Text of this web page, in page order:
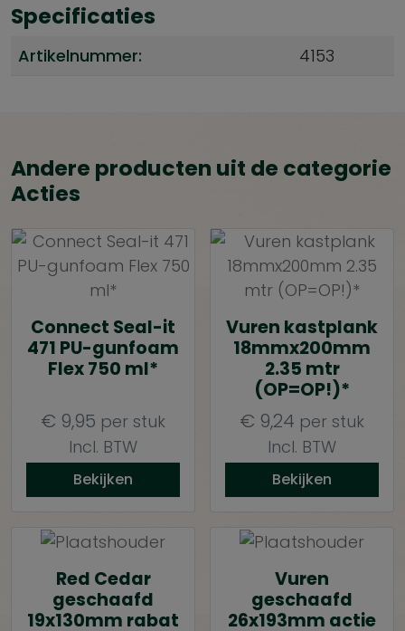
Specificaties
Artikelnummer: 4153
Andere producten uit de categorie
Acties
Connect Seal-it
471 PU-gunfoam
Flex 750 ml*
€ 9,95 per stuk
Incl. BTW
Bekijken
Vuren kastplank
18mmx200mm
2.35 mtr
(OP=OP!)*
€ 9,24 per stuk
Incl. BTW
Bekijken
Red Cedar
geschaafd
19x130mm rabat
Vuren
geschaafd
26x193mm actie